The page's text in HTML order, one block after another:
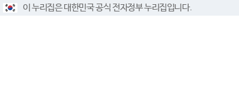
이 누리집은 대한민국 공식 전자정부 누리집입니다.